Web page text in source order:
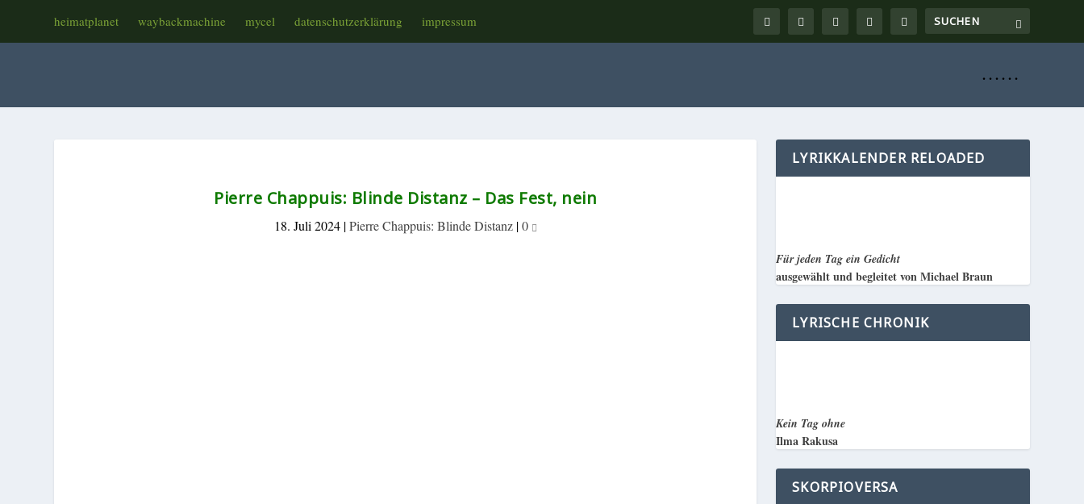
heimatplanet waybackmachine mycel datenschutzerklärung impressum
. . . . . .
Pierre Chappuis: Blinde Distanz – Das Fest, nein
18. Juli 2024|Pierre Chappuis: Blinde Distanz|0
LYRIKKALENDER RELOADED
Für jeden Tag ein Gedicht
ausgewählt und begleitet von Michael Braun
LYRISCHE CHRONIK
Kein Tag ohne
Ilma Rakusa
SKORPIOVERSA